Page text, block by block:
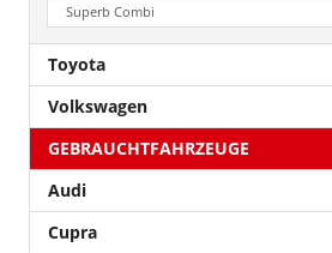
Superb Combi
Toyota
Volkswagen
GEBRAUCHTFAHRZEUGE
Audi
Cupra